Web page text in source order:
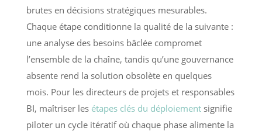
brutes en décisions stratégiques mesurables.
Chaque étape conditionne la qualité de la suivante :
une analyse des besoins bâclée compromet
l’ensemble de la chaîne, tandis qu’une gouvernance
absente rend la solution obsolète en quelques
mois. Pour les directeurs de projets et responsables
BI, maîtriser les étapes clés du déploiementsignifie
piloter un cycle itératif où chaque phase alimente la